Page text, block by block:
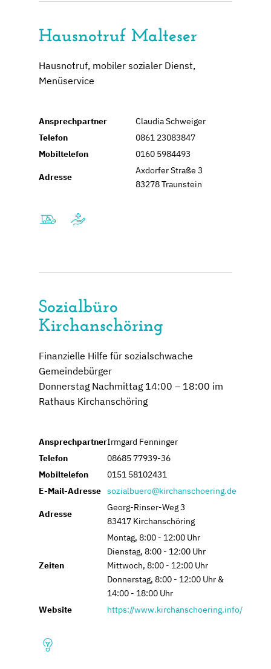
Hausnotruf Malteser
Hausnotruf, mobiler sozialer Dienst,
Menüservice
Ansprechpartner
Claudia Schweiger
Telefon
0861 23083847
Mobiltelefon
0160 5984493
Adresse
Axdorfer Straße 3
83278 Traunstein
Sozialbüro
Kirchanschöring
Finanzielle Hilfe für sozialschwache
Gemeindebürger
Donnerstag Nachmittag 14:00 – 18:00 im
Rathaus Kirchanschöring
AnsprechpartnerIrmgard Fenninger
Telefon
08685 77939-36
Mobiltelefon
0151 58102431
E-Mail-Adresse sozialbuero@kirchanschoering.de
Adresse
Georg-Rinser-Weg 3
83417 Kirchanschöring
Zeiten
Montag, 8:00 - 12:00 Uhr
Dienstag, 8:00 - 12:00 Uhr
Mittwoch, 8:00 - 12:00 Uhr
Donnerstag, 8:00 - 12:00 Uhr &
14:00 - 18:00 Uhr
Website
https://www.kirchanschoering.info/